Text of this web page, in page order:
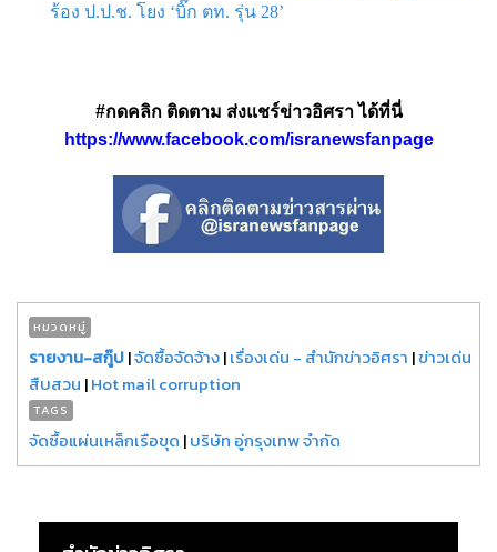
ร้อง ป.ป.ช. โยง ‘บิ๊ก ตท. รุ่น 28’
#กดคลิก ติดตาม ส่งแชร์ข่าวอิศรา ได้ที่นี่
https://www.facebook.com/isranewsfanpage
หมวดหมู่
รายงาน-สกู๊ป|จัดซื้อจัดจ้าง|เรื่องเด่น - สำนักข่าวอิศรา |ข่าวเด่น
สืบสวน |Hot mail corruption
TAGS
จัดซื้อแผ่นเหล็กเรือขุด |บริษัท อู่กรุงเทพ จำกัด